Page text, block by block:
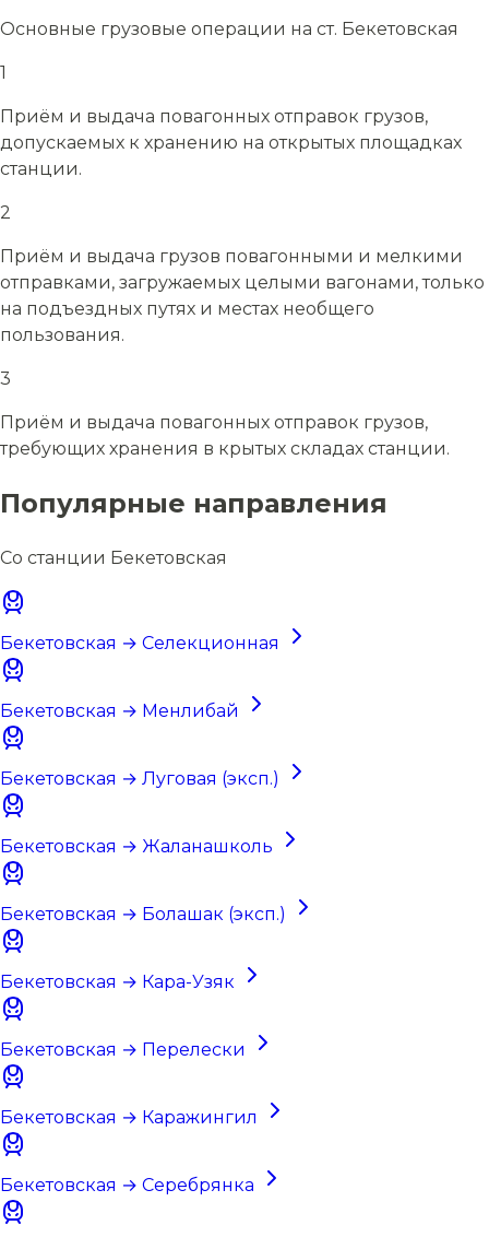
Основные грузовые операции на ст. Бекетовская
1
Приём и выдача повагонных отправок грузов,
допускаемых к хранению на открытых площадках
станции.
2
Приём и выдача грузов повагонными и мелкими
отправками, загружаемых целыми вагонами, только
на подъездных путях и местах необщего
пользования.
3
Приём и выдача повагонных отправок грузов,
требующих хранения в крытых складах станции.
Популярные направления
Со станции Бекетовская
Бекетовская → Селекционная
Бекетовская → Менлибай
Бекетовская → Луговая (эксп.)
Бекетовская → Жаланашколь
Бекетовская → Болашак (эксп.)
Бекетовская → Кара-Узяк
Бекетовская → Перелески
Бекетовская → Каражингил
Бекетовская → Серебрянка